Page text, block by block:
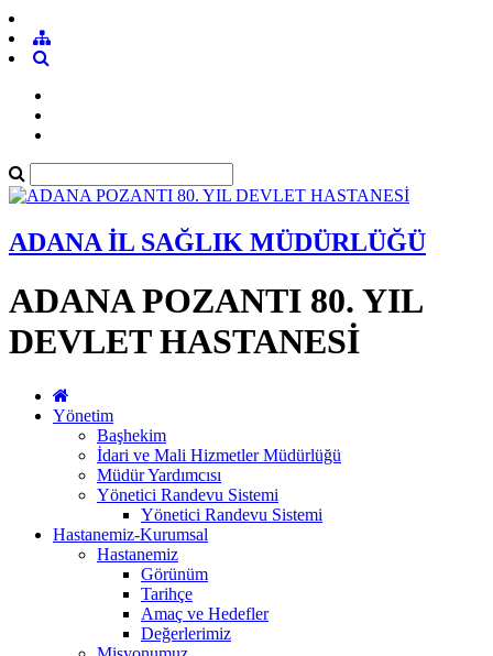
ADANA İL SAĞLIK MÜDÜRLÜĞÜ
ADANA POZANTI 80. YIL
DEVLET HASTANESİ
Yönetim
Başhekim
İdari ve Mali Hizmetler Müdürlüğü
Müdür Yardımcısı
Yönetici Randevu Sistemi
Yönetici Randevu Sistemi
Hastanemiz-Kurumsal
Hastanemiz
Görünüm
Tarihçe
Amaç ve Hedefler
Değerlerimiz